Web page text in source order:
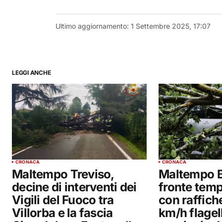
Ultimo aggiornamento: 1 Settembre 2025, 17:07
LEGGI ANCHE
CRONACA
Maltempo Treviso,
decine di interventi dei
Vigili del Fuoco tra
Villorba e la fascia
CRONACA
Maltempo
fronte
con
km/h